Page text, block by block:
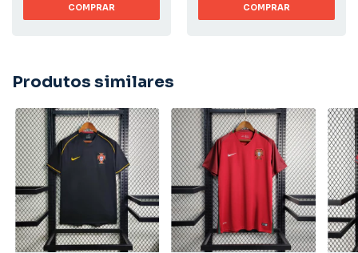
COMPRAR COMPRAR
Produtos similares